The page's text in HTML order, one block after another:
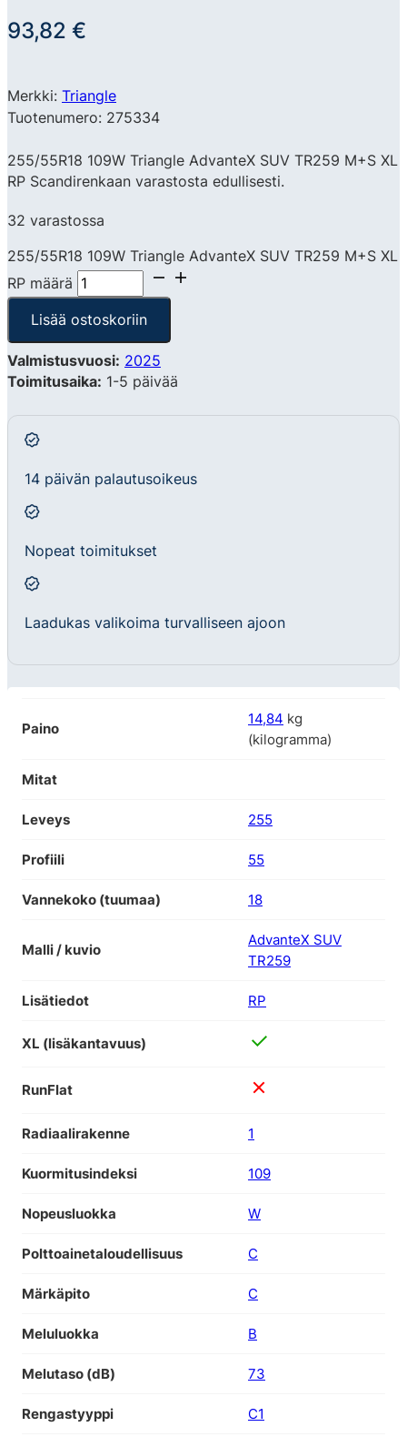
93,82 €
Merkki: Triangle
Tuotenumero: 275334
255/55R18 109W Triangle AdvanteX SUV TR259 M+S XL
RP Scandirenkaan varastosta edullisesti.
32 varastossa
255/55R18 109W Triangle AdvanteX SUV TR259 M+S XL
RP määrä
Lisää ostoskoriin
Valmistusvuosi: 2025
Toimitusaika: 1-5 päivää
14 päivän palautusoikeus
Nopeat toimitukset
Laadukas valikoima turvalliseen ajoon
Paino
14,84 kg
(kilogramma)
Mitat
Leveys 255
Profiili 55
Vannekoko (tuumaa) 18
Malli / kuvio
AdvanteX SUV
TR259
Lisätiedot RP
XL (lisäkantavuus)
RunFlat
Radiaalirakenne 1
Kuormitusindeksi 109
Nopeusluokka W
Polttoainetaloudellisuus C
Märkäpito C
Meluluokka B
Melutaso (dB) 73
Rengastyyppi C1